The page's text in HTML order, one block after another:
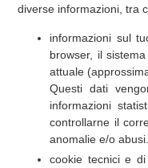
diverse informazioni, tra
informazioni sul
browser, il
attuale
Questi dati
informazioni
controllarne il
anomalie e/o abusi.
cookie tecnici e